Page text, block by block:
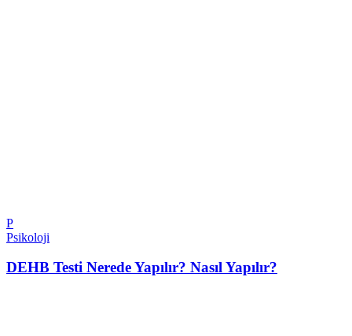
P
Psikoloji
DEHB Testi Nerede Yapılır? Nasıl Yapılır?